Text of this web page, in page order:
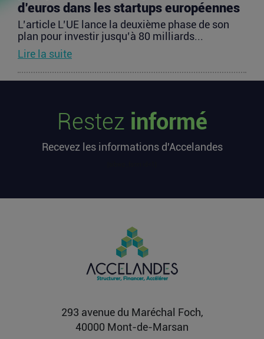
d’euros dans les startups européennes
L’article L’UE lance la deuxième phase de son
plan pour investir jusqu’à 80 milliards...
Lire la suite
millions d’euros cette semaine
L’article Les startups françaises ont levé 113
premier sur...
chez OpenAI pour se soigner
L’article Après une pause de 3 mois, la Française
Fidji Simo quitte son poste chez OpenAI pour se
Restez informé
Recevez les informations d'Accelandes
293 avenue du Maréchal Foch,
40000 Mont-de-Marsan